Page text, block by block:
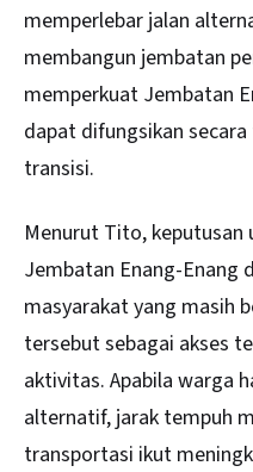
memperlebar jalan
membangun jembatan
memperkuat Jembatan
dapat difungsikan
transisi.
Menurut Tito,
Jembatan Enang-Enang
masyarakat yang masih
tersebut sebagai akses
aktivitas. Apabila warga
alternatif, jarak tempuh
transportasi ikut